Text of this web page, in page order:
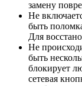
замену
Не
быть
Для
Не
быть
блокирует
сетевая